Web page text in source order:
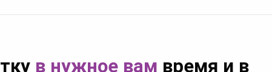
в нужное вам время и в